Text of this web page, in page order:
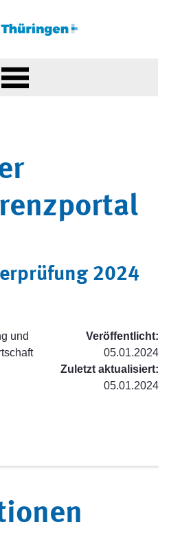
2024
und
Veröffentlicht:
05.01.2024
Zuletzt aktualisiert:
05.01.2024